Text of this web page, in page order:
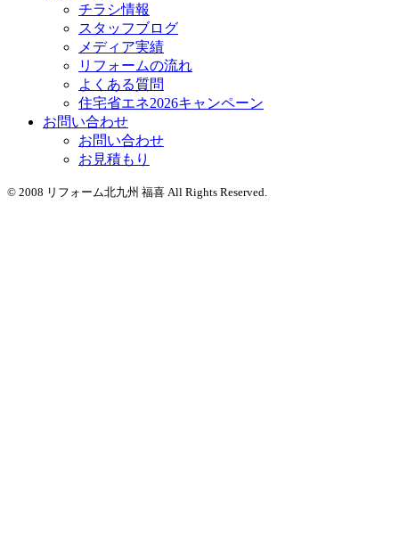
チラシ情報
スタッフブログ
メディア実績
リフォームの流れ
よくある質問
住宅省エネ2026キャンペーン
お問い合わせ
お問い合わせ
お見積もり
© 2008 リフォーム北九州 福喜 All Rights Reserved.